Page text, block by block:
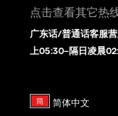
点击查看其它热
广东话/普通话客服
上05:30–隔日凌晨